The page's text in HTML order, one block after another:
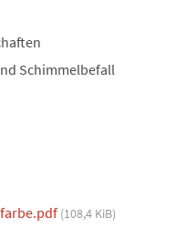
Schimmelbefall
(108,4 KiB)